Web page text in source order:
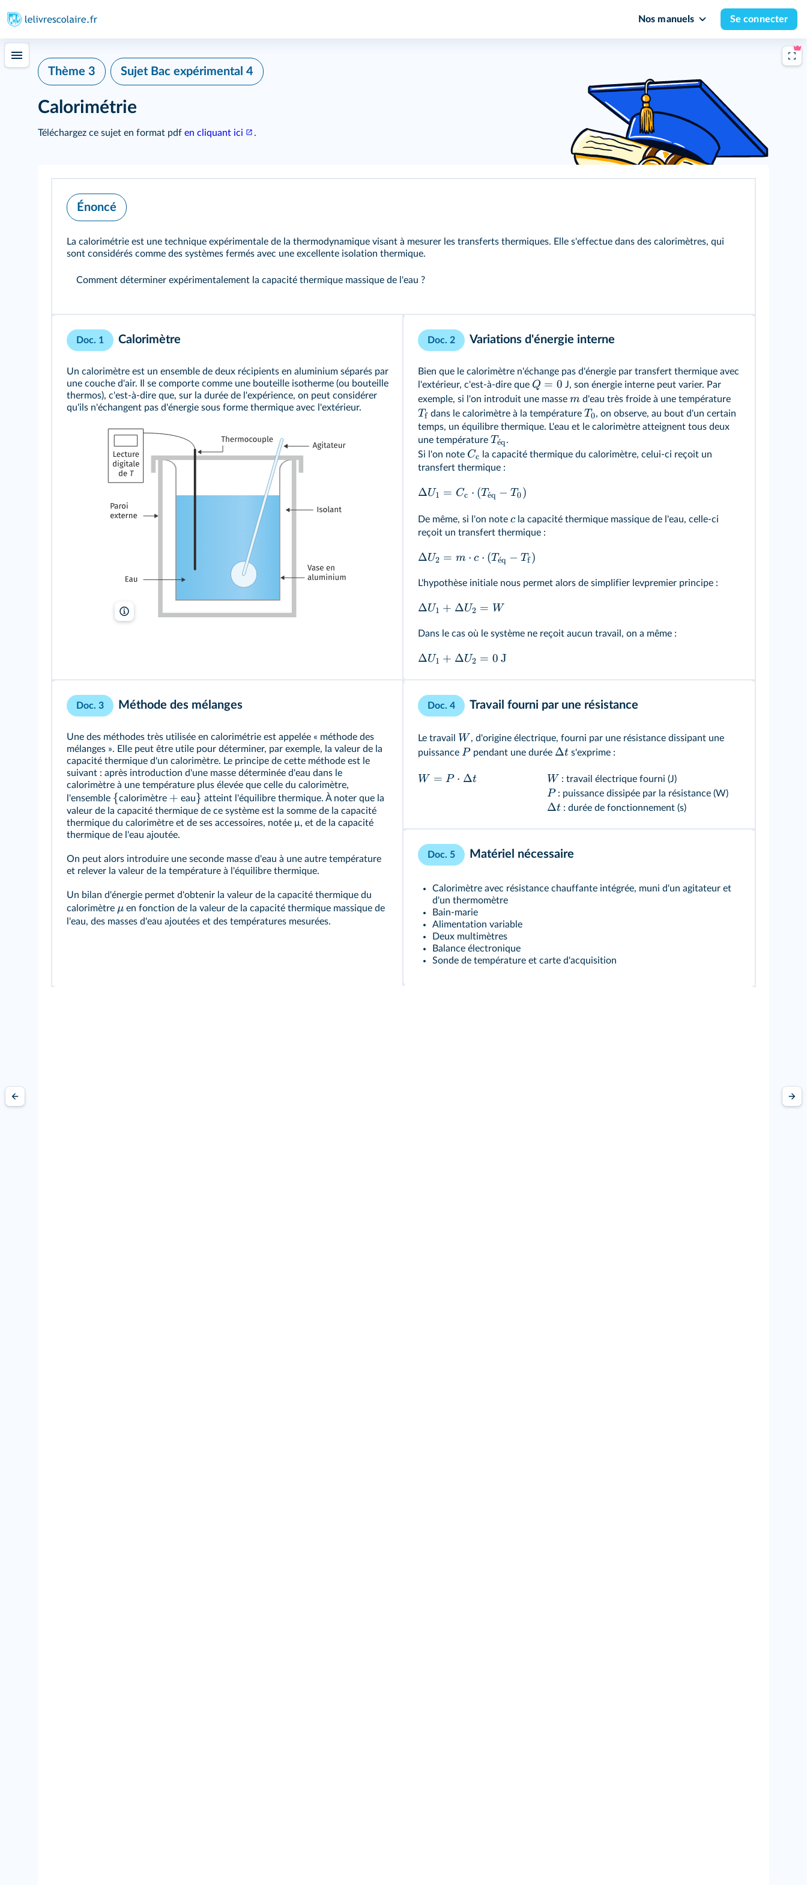
Nos manuels Se connecter
Thème 3 Sujet Bac expérimental 4
Calorimétrie
Téléchargez ce sujet en format pdf en cliquant ici .
Énoncé
La calorimétrie est une technique expérimentale de la thermodynamique visant à mesurer les transferts thermiques. Elle s'effectue dans des calorimètres, qui
sont considérés comme des systèmes fermés avec une excellente isolation thermique.
Comment déterminer expérimentalement la capacité thermique massique de l'eau ?
Doc. 1 Calorimètre
Un calorimètre est un ensemble de deux récipients en aluminium séparés par
une couche d'air. Il se comporte comme une bouteille isotherme (ou bouteille
thermos), c'est-à-dire que, sur la durée de l'expérience, on peut considérer
qu'ils n'échangent pas d'énergie sous forme thermique avec l'extérieur.
lelivrescolaire.fr
Doc. 2 Variations d'énergie interne
Bien que le calorimètre n'échange pas d'énergie par transfert thermique avec
l'extérieur, c'est-à-dire que Q = 0 J, son énergie interne peut varier. Par
exemple, si l'on introduit une masse m d'eau très froide à une température
Tf dans le calorimètre à la température T0, on observe, au bout d'un certain
temps, un équilibre thermique. L'eau et le calorimètre atteignent tous deux
une température Te
ˊq.
Si l'on note Cc la capacité thermique du calorimètre, celui-ci reçoit un
transfert thermique :
ΔU1 = Cc ⋅ (Te
ˊq − T0)
De même, si l'on note c la capacité thermique massique de l'eau, celle-ci
reçoit un transfert thermique :
ΔU2 = m ⋅ c ⋅ (Te
ˊq − Tf )
L'hypothèse initiale nous permet alors de simplifier levpremier principe :
ΔU1 + ΔU2 = W
Dans le cas où le système ne reçoit aucun travail, on a même :
ΔU1 + ΔU2 = 0 J
Doc. 3 Méthode des mélanges
Une des méthodes très utilisée en calorimétrie est appelée « méthode des
mélanges ». Elle peut être utile pour déterminer, par exemple, la valeur de la
capacité thermique d'un calorimètre. Le principe de cette méthode est le
suivant : après introduction d'une masse déterminée d'eau dans le
calorimètre à une température plus élevée que celle du calorimètre,
l'ensemble {calorimètre + eau} atteint l'équilibre thermique. À noter que la
valeur de la capacité thermique de ce système est la somme de la capacité
thermique du calorimètre et de ses accessoires, notée μ, et de la capacité
thermique de l'eau ajoutée.
On peut alors introduire une seconde masse d'eau à une autre température
et relever la valeur de la température à l'équilibre thermique.
Un bilan d'énergie permet d'obtenir la valeur de la capacité thermique du
calorimètre μ en fonction de la valeur de la capacité thermique massique de
l'eau, des masses d'eau ajoutées et des températures mesurées.
Doc. 4 Travail fourni par une résistance
Le travail W , d'origine électrique, fourni par une résistance dissipant une
puissance Ppendant une durée Δts'exprime :
W = P ⋅ Δt W : travail électrique fourni (J)
P: puissance dissipée par la résistance (W)
Δt: durée de fonctionnement (s)
Doc. 5 Matériel nécessaire
Calorimètre avec résistance chauffante intégrée, muni d'un agitateur et
d'un thermomètre
Bain-marie
Alimentation variable
Deux multimètres
Balance électronique
Sonde de température et carte d'acquisition